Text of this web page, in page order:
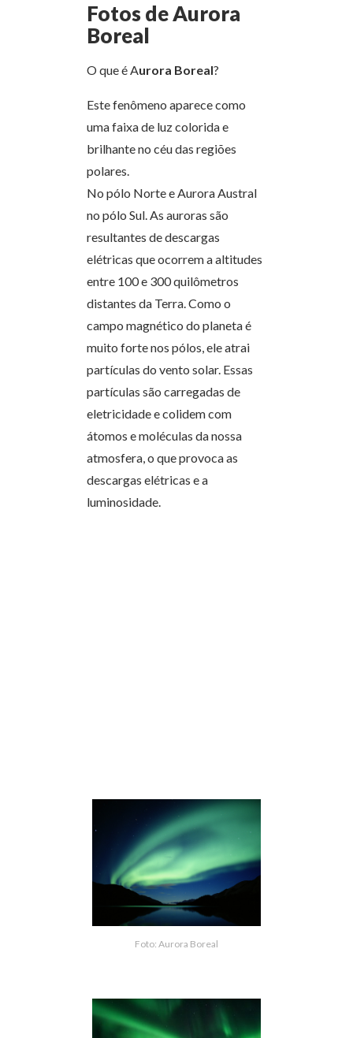
Fotos de Aurora
Boreal
O que é Aurora Boreal?
Este fenômeno aparece como
uma faixa de luz colorida e
brilhante no céu das regiões
polares.
No pólo Norte e Aurora Austral
no pólo Sul. As auroras são
resultantes de descargas
elétricas que ocorrem a altitudes
entre 100 e 300 quilômetros
distantes da Terra. Como o
campo magnético do planeta é
muito forte nos pólos, ele atrai
partículas do vento solar. Essas
partículas são carregadas de
eletricidade e colidem com
átomos e moléculas da nossa
atmosfera, o que provoca as
descargas elétricas e a
luminosidade.
Foto: Aurora Boreal